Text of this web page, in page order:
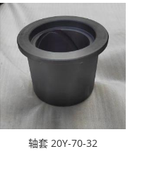
轴套 20Y-70-32